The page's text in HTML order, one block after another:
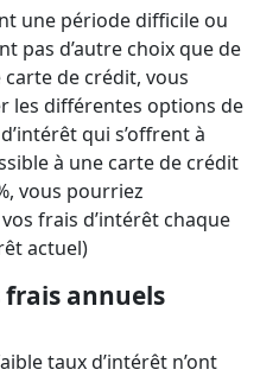
une période difficile ou
pas d’autre choix que de
de crédit, vous
les différentes options de
qui s’offrent à
à une carte de crédit
vous pourriez
frais d’intérêt chaque
actuel)
annuels
taux d’intérêt n’ont